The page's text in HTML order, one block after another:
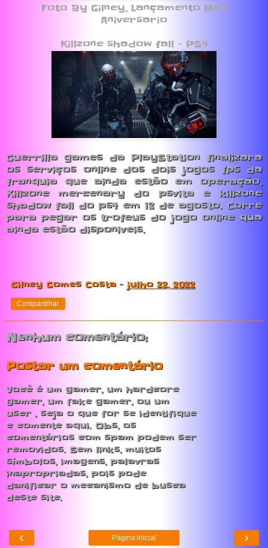
Foto By Gilney, Lançamento Meu
Aniversario
Killzone shadow fall - PS4
Guerrilla games da PlayStation finalizara
os serviços online dos dois jogos fps da
franquia que ainda estão em operação,
Killzone mercenary do psvita e killzone
shadow fall do ps4 em 12 de agosto. Corre
para pegar os trofeus do jogo online qua
ainda estão disponiveis.
Gilney Gomes Costa - julho 22, 2022
Compartilhar
Nenhum comentário:
Postar um comentário
Você é um gamer, um hardcore
gamer, um fake gamer, ou um
user , seja o que for se identifique
e comente aqui. Obs, os
comentários com spam podem ser
removidos. Sem links, muitos
símbolos, imagens, palavras
inapropriadas, pois pode
danificar o mecanismo de busca
deste site.
‹ ›
Página inicial